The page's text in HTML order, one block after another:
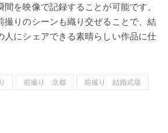
を映像で記録することが可能です。
撮りのシーンも織り交ぜることで、結
人にシェアできる素晴らしい作品に仕
前撮り 京都
前撮り 結婚式場